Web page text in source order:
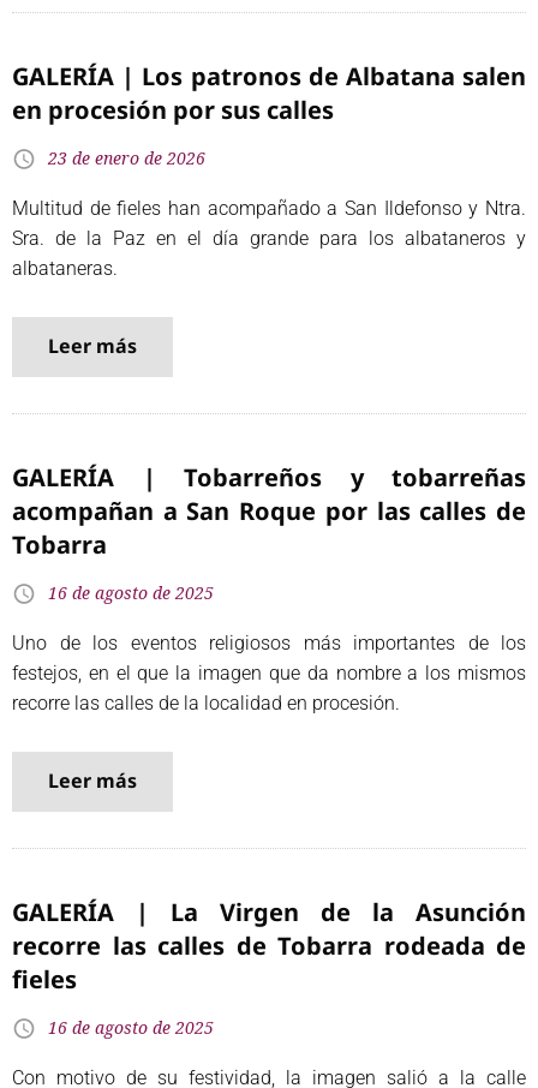
GALERÍA | Los patronos de Albatana salen
en procesión por sus calles
23 de enero de 2026
Multitud de fieles han acompañado a San Ildefonso y Ntra.
Sra. de la Paz en el día grande para los albataneros y
albataneras.
Leer más
GALERÍA | Tobarreños y tobarreñas
acompañan a San Roque por las calles de
Tobarra
16 de agosto de 2025
Uno de los eventos religiosos más importantes de los
festejos, en el que la imagen que da nombre a los mismos
recorre las calles de la localidad en procesión.
Leer más
GALERÍA | La Virgen de la Asunción
recorre las calles de Tobarra rodeada de
fieles
16 de agosto de 2025
Con motivo de su festividad, la imagen salió a la calle